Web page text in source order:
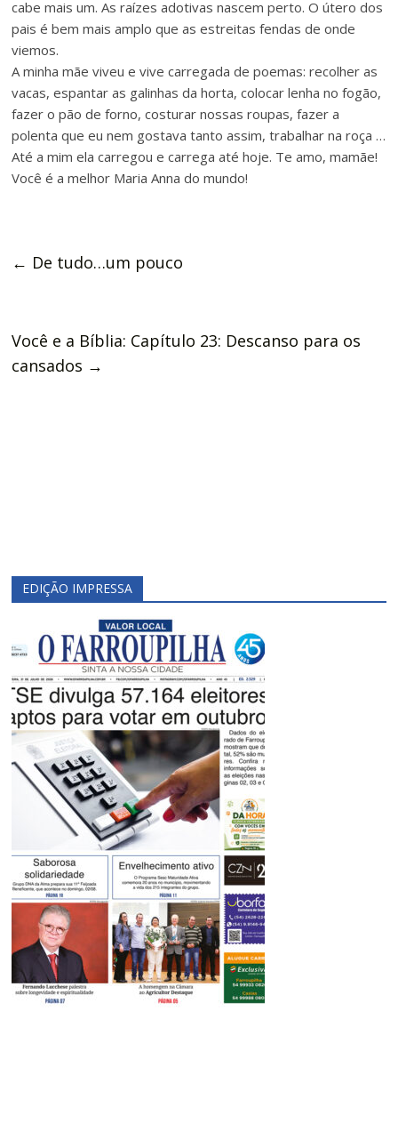
cabe mais um. As raízes adotivas nascem perto. O útero dos
pais é bem mais amplo que as estreitas fendas de onde
viemos.
A minha mãe viveu e vive carregada de poemas: recolher as
vacas, espantar as galinhas da horta, colocar lenha no fogão,
fazer o pão de forno, costurar nossas roupas, fazer a
polenta que eu nem gostava tanto assim, trabalhar na roça …
Até a mim ela carregou e carrega até hoje. Te amo, mamãe!
Você é a melhor Maria Anna do mundo!
← De tudo…um pouco
Você e a Bíblia: Capítulo 23: Descanso para os
cansados →
EDIÇÃO IMPRESSA